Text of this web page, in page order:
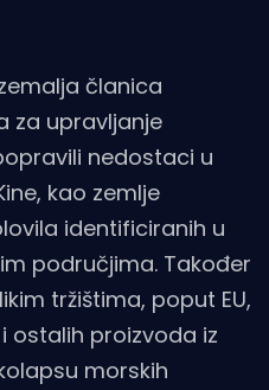
članica
za upravljanje
nedostaci u
kao zemlje
identificiranih u
područjima. Također
tržištima, poput EU,
ostalih proizvoda iz
morskih